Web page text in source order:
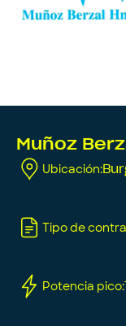
Muñoz
Ubicación:
Tipo de
Potencia pico: